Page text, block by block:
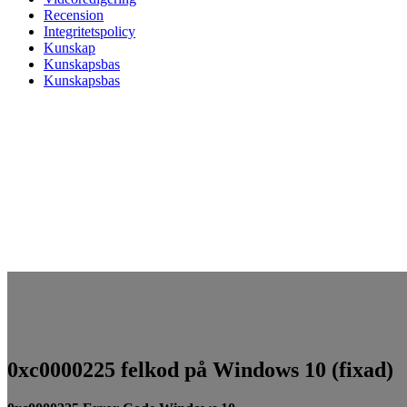
Recension
Integritetspolicy
Kunskap
Kunskapsbas
Kunskapsbas
0xc0000225 felkod på Windows 10 (fixad)